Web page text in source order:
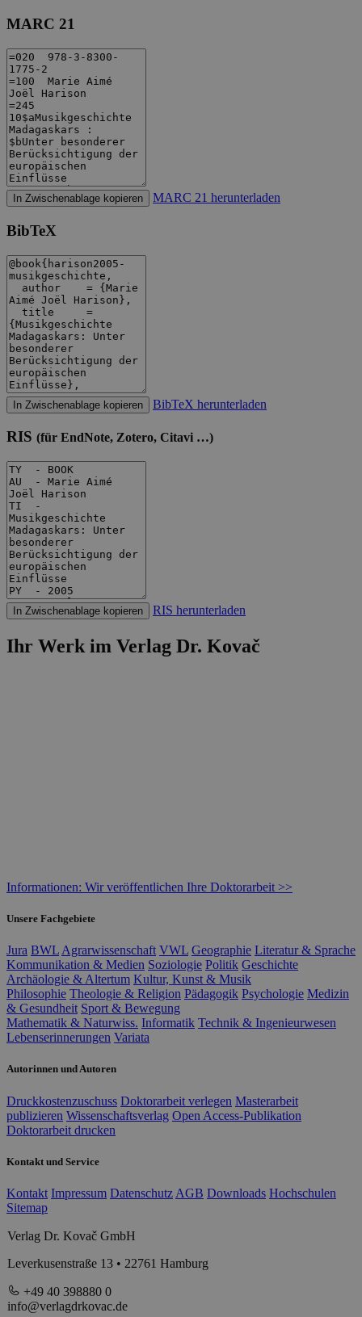
MARC 21
In Zwischenablage kopieren MARC 21 herunterladen
BibTeX
In Zwischenablage kopieren BibTeX herunterladen
RIS (für EndNote, Zotero, Citavi …)
In Zwischenablage kopieren RIS herunterladen
Ihr Werk im Verlag Dr. Kovač
Informationen: Wir veröffentlichen Ihre Doktorarbeit >>
Unsere Fachgebiete
Jura BWL Agrarwissenschaft VWL Geographie Literatur & Sprache
Kommunikation & Medien Soziologie Politik Geschichte
Archäologie & Altertum Kultur, Kunst & Musik
Philosophie Theologie & Religion Pädagogik Psychologie Medizin
& Gesundheit Sport & Bewegung
Mathematik & Naturwiss. Informatik Technik & Ingenieurwesen
Lebenserinnerungen Variata
Autorinnen und Autoren
Druckkostenzuschuss Doktorarbeit verlegen Masterarbeit
publizieren Wissenschaftsverlag Open Access-Publikation
Doktorarbeit drucken
Kontakt und Service
Kontakt Impressum Datenschutz AGB Downloads Hochschulen
Sitemap
Verlag Dr. Kovač GmbH
Leverkusenstraße 13 • 22761 Hamburg
+49 40 398880 0
info@verlagdrkovac.de